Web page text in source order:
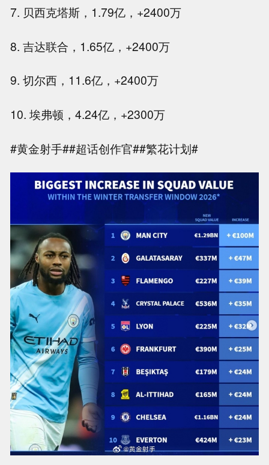
7. 贝西克塔斯，1.79亿，+2400万
8. 吉达联合，1.65亿，+2400万
9. 切尔西，11.6亿，+2400万
10. 埃弗顿，4.24亿，+2300万
#黄金射手##超话创作官##繁花计划#